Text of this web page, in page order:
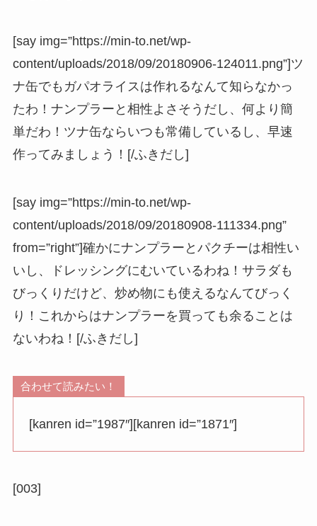
[say img=”https://min-to.net/wp-
content/uploads/2018/09/20180906-124011.png”]ツ
ナ缶でもガパオライスは作れるなんて知らなかっ
たわ！ナンプラーと相性よさそうだし、何より簡
単だわ！ツナ缶ならいつも常備しているし、早速
作ってみましょう！[/ふきだし]
[say img=”https://min-to.net/wp-
content/uploads/2018/09/20180908-111334.png”
from=”right”]確かにナンプラーとパクチーは相性い
いし、ドレッシングにむいているわね！サラダも
びっくりだけど、炒め物にも使えるなんてびっく
り！これからはナンプラーを買っても余ることは
ないわね！[/ふきだし]
合わせて読みたい！
[kanren id=”1987″][kanren id=”1871″]
[003]